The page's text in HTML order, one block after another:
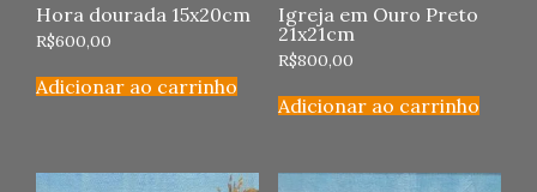
Hora dourada 15x20cm
R$600,00
Adicionar ao carrinho
Igreja em Ouro Preto
21x21cm
R$800,00
Adicionar ao carrinho